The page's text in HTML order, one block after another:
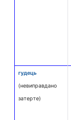
гудець
(невиправдано
затерте)